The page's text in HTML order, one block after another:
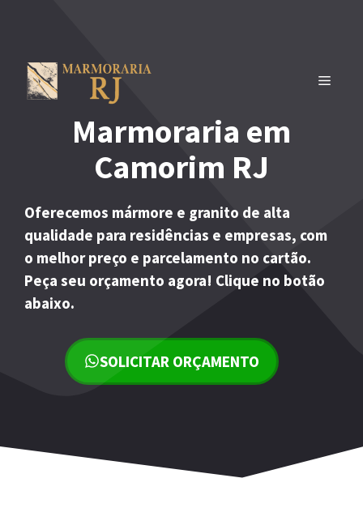
conteúdo
MENU
Marmoraria em
Camorim RJ
Oferecemos mármore e granito de alta
qualidade para residências e empresas, com
o melhor preço e parcelamento no cartão.
Peça seu orçamento agora! Clique no botão
abaixo.
SOLICITAR ORÇAMENTO